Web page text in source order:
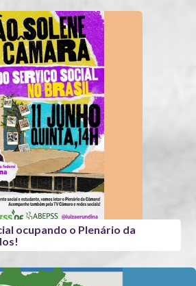
ocupando o Plenário da